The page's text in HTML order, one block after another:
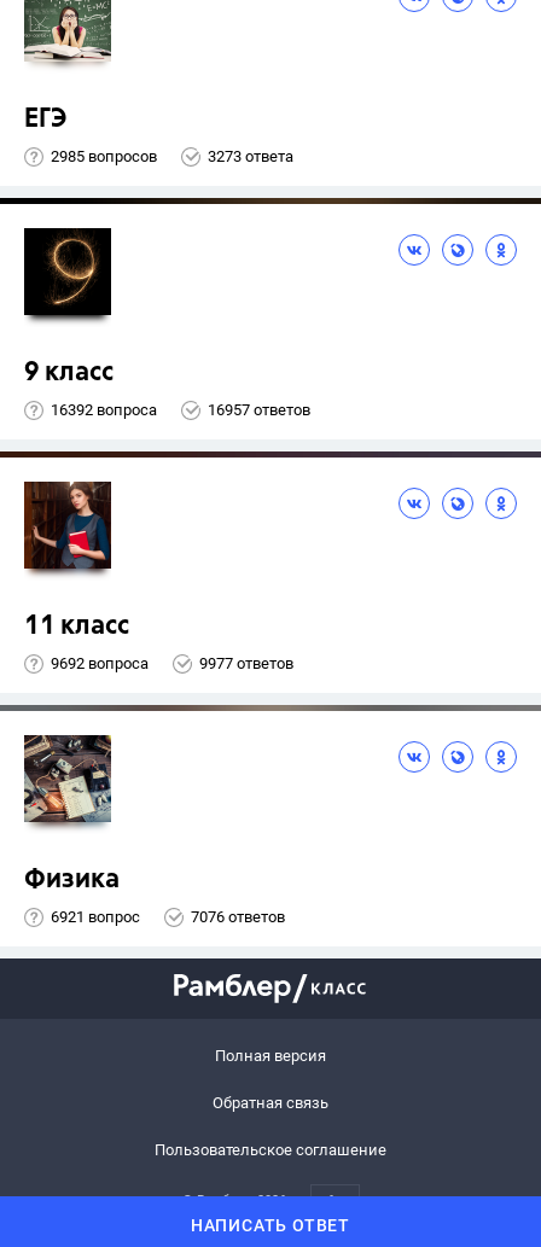
НАПИСАТЬ ОТВЕТ
ЕГЭ
2985 вопросов 3273 ответа
9 класс
16392 вопроса 16957 ответов
11 класс
9692 вопроса 9977 ответов
Физика
6921 вопрос 7076 ответов
Полная версия
Обратная связь
Пользовательское соглашение
© Рамблер,2026 6+